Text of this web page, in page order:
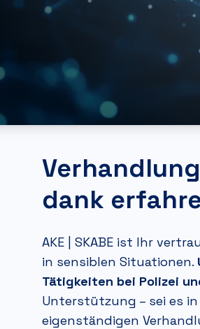
dank
AKE | SKABE ist Ihr
in sensiblen Situationen.
Tätigkeiten bei Polizei
Unterstützung – sei es
eigenständigen